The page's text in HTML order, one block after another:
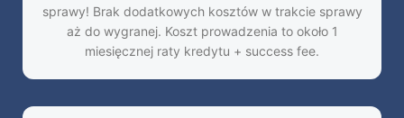
sprawy! Brak dodatkowych kosztów w trakcie sprawy
aż do wygranej. Koszt prowadzenia to około 1
miesięcznej raty kredytu + success fee.